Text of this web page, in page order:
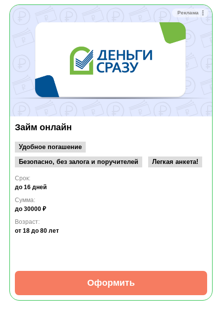
Реклама
Займ онлайн
Удобное погашение
Безопасно, без залога и поручителей
Легкая анкета!
Срок:
до 16 дней
Сумма:
до 30000 ₽
Возраст:
от 18 до 80 лет
Оформить